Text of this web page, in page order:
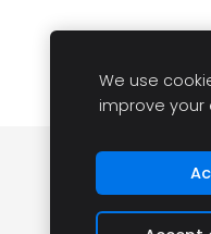
We use
improve your